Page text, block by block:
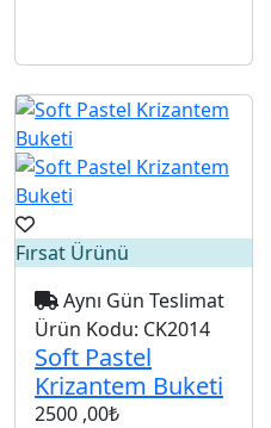
Fırsat Ürünü
Aynı Gün Teslimat
Ürün Kodu: CK2014
Soft Pastel
Krizantem Buketi
2500 ,00₺